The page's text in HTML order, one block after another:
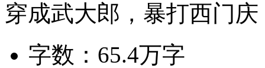
穿成武大郎，暴打西门
字数： 65.4万字